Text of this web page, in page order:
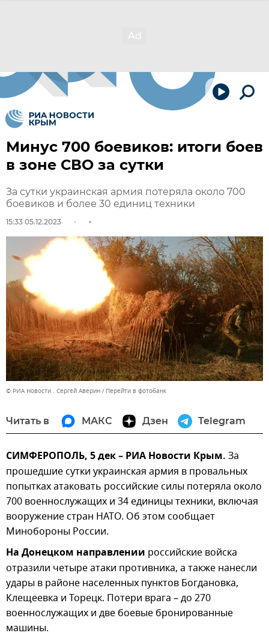
Минус 700 боевиков: итоги боев
в зоне СВО за сутки
За сутки украинская армия потеряла около 700
боевиков и более 30 единиц техники
15:33 05.12.2023
© РИА Новости . Сергей Аверин Перейти в фотобанк
Читать в МАКС Дзен Telegram
СИМФЕРОПОЛЬ, 5 дек – РИА Новости Крым. За
прошедшие сутки украинская армия в провальных
попытках атаковать российские силы потеряла около
700 военнослужащих и 34 единицы техники, включая
вооружение стран НАТО. Об этом сообщает
Минобороны России.
На Донецком направлении российские войска
отразили четыре атаки противника, а также нанесли
удары в районе населенных пунктов Богдановка,
Клещеевка и Торецк. Потери врага – до 270
военнослужащих и две боевые бронированные
машины.